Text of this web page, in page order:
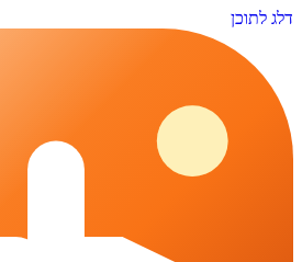
דלג לתוכן